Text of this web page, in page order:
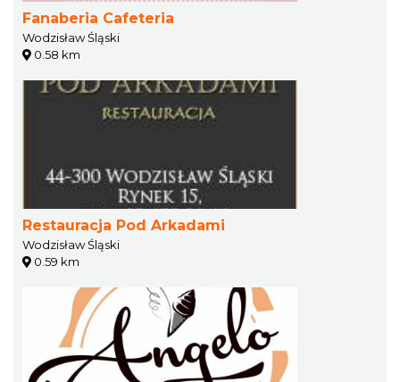
Fanaberia Cafeteria
Wodzisław Śląski
0.58 km
Restauracja Pod Arkadami
Wodzisław Śląski
0.59 km